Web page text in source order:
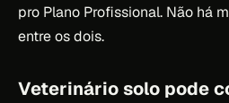
pro Plano Profissional. Não há
entre os dois.
Veterinário solo pode